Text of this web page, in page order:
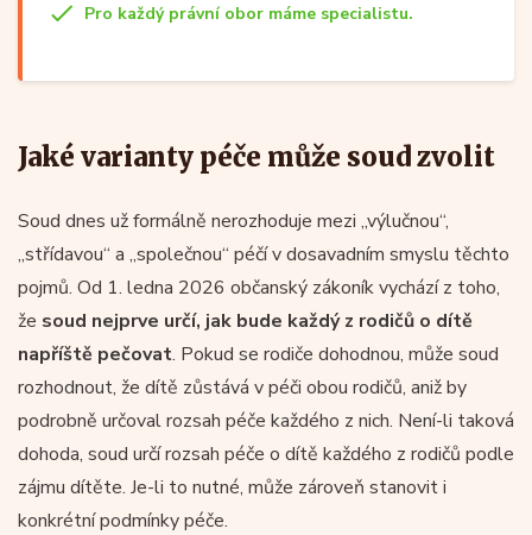
Pro každý právní obor máme specialistu.
Jaké varianty péče může soud zvolit
Soud dnes už formálně nerozhoduje mezi „výlučnou“,
„střídavou“ a „společnou“ péčí v dosavadním smyslu těchto
pojmů. Od 1. ledna 2026 občanský zákoník vychází z toho,
že soud nejprve určí, jak bude každý z rodičů o dítě
napříště pečovat. Pokud se rodiče dohodnou, může soud
rozhodnout, že dítě zůstává v péči obou rodičů, aniž by
podrobně určoval rozsah péče každého z nich. Není-li taková
dohoda, soud určí rozsah péče o dítě každého z rodičů podle
zájmu dítěte. Je-li to nutné, může zároveň stanovit i
konkrétní podmínky péče.